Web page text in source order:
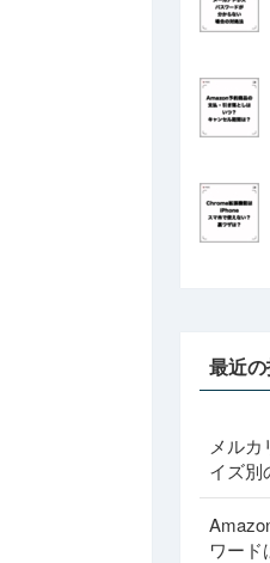
最近
メルカ
イズ別
ワード